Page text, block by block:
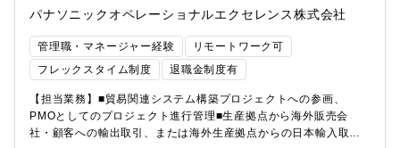
安定した製造業顧客基盤。大手企業のFA機器と連携が図れ『八光
オートメションに頼めばできないものはない』と言わしめる、設
計・開発・製造・現地調整まで 一気通貫の対応で培った技術力と
実績◆福岡・博多近郊で、転勤なし勤務地は福岡県中心地。博多
駅から電車で2駅とアクセス抜群の立地です。転勤はなく、「福岡
で腰を据えて働きたい」「マイホームから通い続けたい」という
ライフプランが叶います。【募集背景】新規採用【組織構成】営
業部５名
流本部社内異動者／キャリア入社も多く、様々なバックボーンを
持ったメンバーが集って、フラットに業務を推進しています。既
存の物流知識やIT改革を核に、新しい事に新しいやり方を持って
挑戦していく部門です。【キャリアパス】■国内物流拠点で構内業
務/輸配送業務での責任者/担当者となりますが、様々な職務を体験
いただき、総合的なスキルを身に付けることも可能です。■例え
ば、物流本部への異動によりパナソニック事業会社の物流課題解
決に能力を発揮することもできます。戦略部門への異動により、
パナソニックオペレーショナルエクセレンス株式会社
管理職・マネージャー経験
リモートワーク可
フレックスタイム制度
退職金制度有
【担当業務】■貿易関連システム構築プロジェクトへの参画、
PMOとしてのプロジェクト進行管理■生産拠点から海外販売会
社・顧客への輸出取引、または海外生産拠点からの日本輸入取引